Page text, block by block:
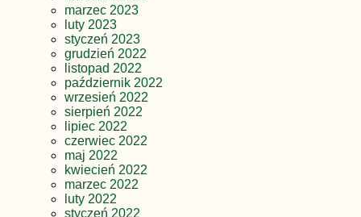
marzec 2023
luty 2023
styczeń 2023
grudzień 2022
listopad 2022
październik 2022
wrzesień 2022
sierpień 2022
lipiec 2022
czerwiec 2022
maj 2022
kwiecień 2022
marzec 2022
luty 2022
styczeń 2022